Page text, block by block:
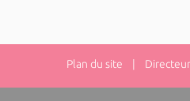
Plan du site | Directeur